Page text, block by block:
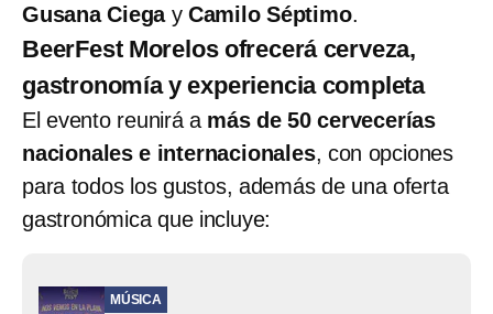
Gusana Ciegay Camilo Séptimo.
BeerFest Morelos ofrecerá cerveza,
gastronomía y experiencia completa
El evento reunirá a más de 50 cervecerías
nacionales e internacionales, con opciones
para todos los gustos, además de una oferta
gastronómica que incluye:
MÚSICA